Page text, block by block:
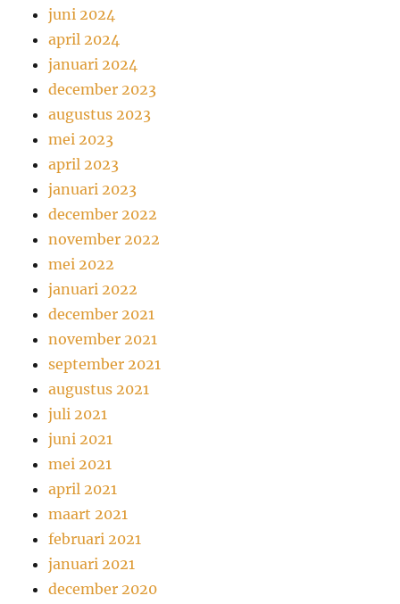
juni 2024
april 2024
januari 2024
december 2023
augustus 2023
mei 2023
april 2023
januari 2023
december 2022
november 2022
mei 2022
januari 2022
december 2021
november 2021
september 2021
augustus 2021
juli 2021
juni 2021
mei 2021
april 2021
maart 2021
februari 2021
januari 2021
december 2020